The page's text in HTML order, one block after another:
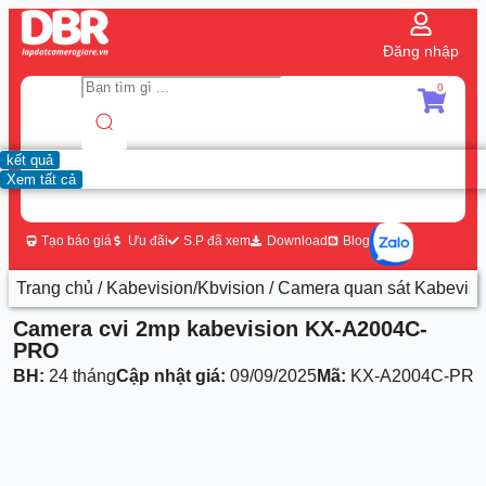
Đăng nhập
kết quả
Xem tất cả
0
Tạo báo giá Ưu đãi S.P đã xem Download Blog
Trang chủ / Kabevision/Kbvision /Camera quan sát
Camera cvi 2mp kabevision KX-A2004C-
PRO
BH: 24 thángCập nhật giá: 09/09/2025Mã: KX-A2004C-